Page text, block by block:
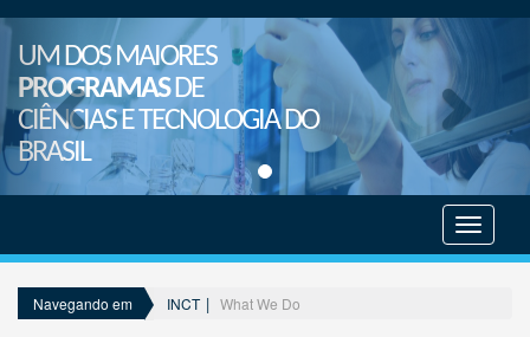
UM DOS MAIORES
PROGRAMASDE
CIÊNCIAS E TECNOLOGIA DO
BRASIL
menu
Navegando em INCT What We Do